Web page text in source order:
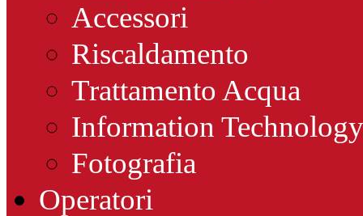
Accessori
Riscaldamento
Trattamento Acqua
Information Technology
Fotografia
Operatori